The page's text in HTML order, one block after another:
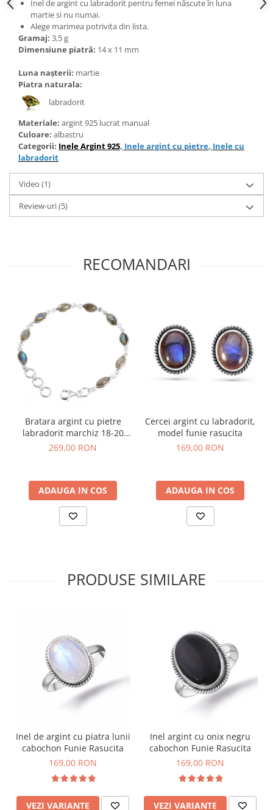
Inel de argint cu labradorit pentru femei născute în luna
martie si nu numai.
Alege marimea potrivita din lista.
Gramaj: 3,5 g
Dimensiune piatră: 14 x 11 mm
Luna nașterii: martie
Piatra naturala:
labradorit
Materiale: argint 925 lucrat manual
Culoare: albastru
Categorii: Inele Argint 925, Inele argint cu pietre, Inele cu
labradorit
Video (1)
Review-uri(5)
RECOMANDARI
Bratara argint cu pietre
labradorit marchiz 18-20
cm
269,00 RON
ADAUGA IN COS
Cercei argint cu labradorit,
model funie rasucita
169,00 RON
ADAUGA IN COS
PRODUSE SIMILARE
Inel de argint cu piatra lunii
cabochon Funie Rasucita
169,00 RON
VEZI VARIANTE
Inel argint cu onix negru
cabochon Funie Rasucita
169,00 RON
VEZI VARIANTE